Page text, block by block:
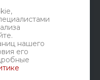
нашего
его